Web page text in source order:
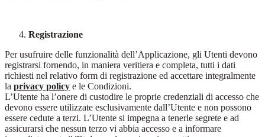
Registrazione
Per usufruire delle funzionalità dell’Applicazione, gli Utenti devono
registrarsi fornendo, in maniera veritiera e completa, tutti i dati
richiesti nel relativo form di registrazione ed accettare integralmente
la privacy policy e le Condizioni.
L’Utente ha l’onere di custodire le proprie credenziali di accesso che
devono essere utilizzate esclusivamente dall’Utente e non possono
essere cedute a terzi. L’Utente si impegna a tenerle segrete e ad
assicurarsi che nessun terzo vi abbia accesso e a informare